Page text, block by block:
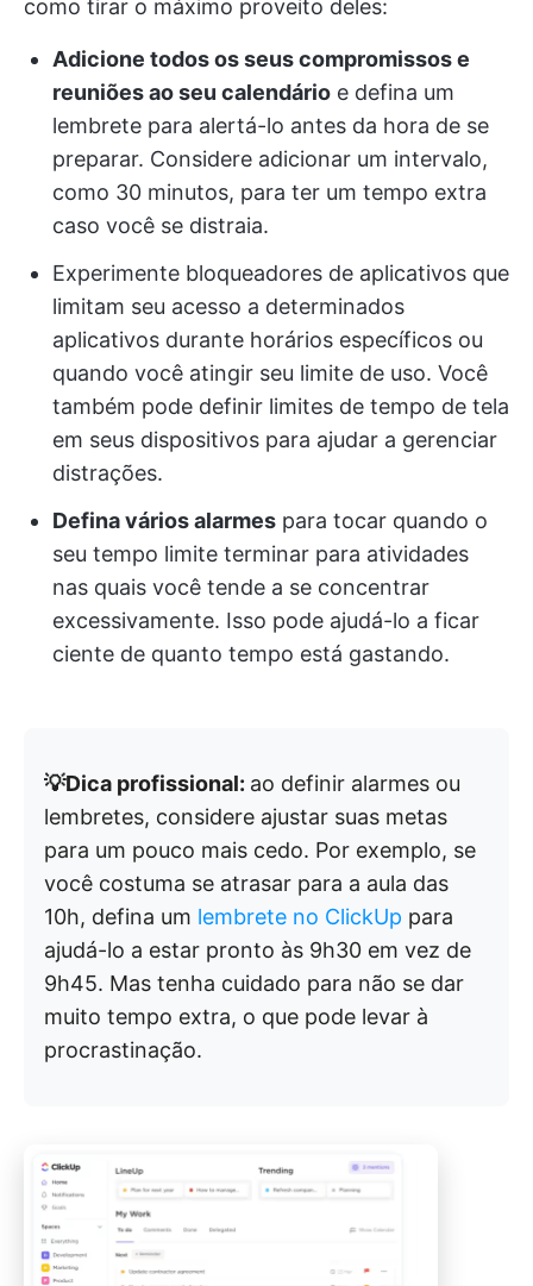
como tirar o máximo proveito deles:
Adicione todos os seus compromissos e
reuniões ao seu calendário e defina um
lembrete para alertá-lo antes da hora de se
preparar. Considere adicionar um intervalo,
como 30 minutos, para ter um tempo extra
caso você se distraia.
Experimente bloqueadores de aplicativos que
limitam seu acesso a determinados
aplicativos durante horários específicos ou
quando você atingir seu limite de uso. Você
também pode definir limites de tempo de tela
em seus dispositivos para ajudar a gerenciar
distrações.
Defina vários alarmes para tocar quando o
seu tempo limite terminar para atividades
nas quais você tende a se concentrar
excessivamente. Isso pode ajudá-lo a ficar
ciente de quanto tempo está gastando.
💡Dica profissional: ao definir alarmes ou
lembretes, considere ajustar suas metas
para um pouco mais cedo. Por exemplo, se
você costuma se atrasar para a aula das
10h, defina um lembrete no ClickUp para
ajudá-lo a estar pronto às 9h30 em vez de
9h45. Mas tenha cuidado para não se dar
muito tempo extra, o que pode levar à
procrastinação.